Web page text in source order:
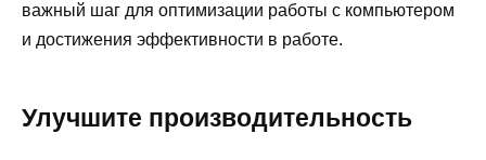
важный шаг для оптимизации работы с компьютером
и достижения эффективности в работе.
Улучшите производительность